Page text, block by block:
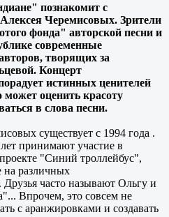
познакомит с
Черемисовых. Зрители
фонда" авторской песни и
современные
творящих за
Концерт
истинных ценителей
может оценить красоту
в слова песни.
существует с 1994 года .
принимают участие в
"Синий троллейбус",
на различных
Друзья часто называют Ольгу и
Впрочем, это совсем не
с аранжировками и создавать